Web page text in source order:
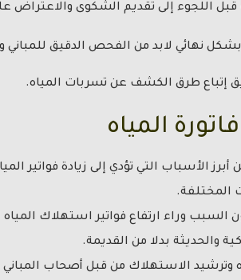
قبل اللجوء إلى تقديم الشكوى والاعتراض
بشكل نهائي لابد من الفحص الدقيق
إتباع طرق الكشف عن تسربات المياه.
المياه
أبرز الأسباب التي تؤدي إلى زيادة
المختلفة.
السبب وراء ارتفاع فواتير استهلاك
والحديثة بدلا من القديمة.
الاستهلاك من قبل أصحاب المباني